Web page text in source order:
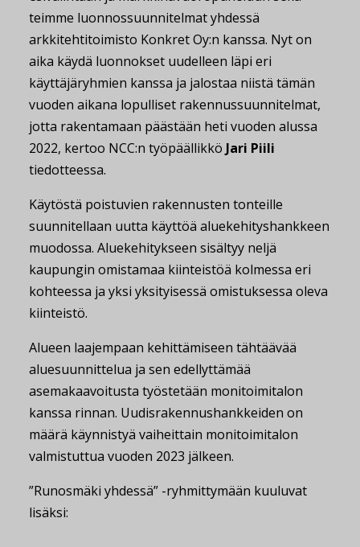
teimme luonnossuunnitelmat yhdessä
arkkitehtitoimisto Konkret Oy:n kanssa. Nyt on
aika käydä luonnokset uudelleen läpi eri
käyttäjäryhmien kanssa ja jalostaa niistä tämän
vuoden aikana lopulliset rakennussuunnitelmat,
jotta rakentamaan päästään heti vuoden alussa
2022, kertoo NCC:n työpäällikkö Jari Piili
tiedotteessa.
Käytöstä poistuvien rakennusten tonteille
suunnitellaan uutta käyttöä aluekehityshankkeen
muodossa. Aluekehitykseen sisältyy neljä
kaupungin omistamaa kiinteistöä kolmessa eri
kohteessa ja yksi yksityisessä omistuksessa oleva
kiinteistö.
Alueen laajempaan kehittämiseen tähtäävää
aluesuunnittelua ja sen edellyttämää
asemakaavoitusta työstetään monitoimitalon
kanssa rinnan. Uudisrakennushankkeiden on
määrä käynnistyä vaiheittain monitoimitalon
valmistuttua vuoden 2023 jälkeen.
”Runosmäki yhdessä” -ryhmittymään kuuluvat
lisäksi: